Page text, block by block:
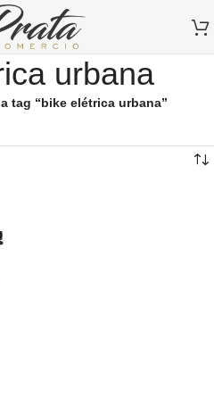
urbana
tag “bike elétrica urbana”